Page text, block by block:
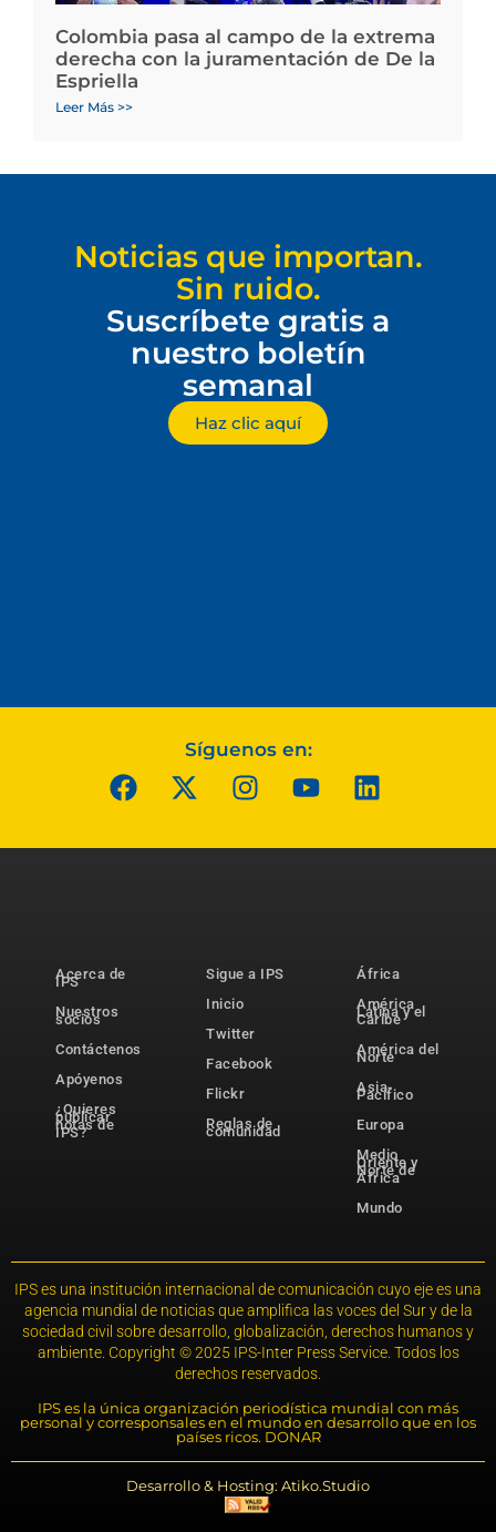
Colombia pasa al campo de la extrema
derecha con la juramentación de De la
Espriella
Leer Más >>
Noticias que importan.
Sin ruido.
Suscríbete gratis a
nuestro boletín
semanal
Haz clic aquí
Síguenos en:
Acerca de
IPS
Nuestros
socios
Contáctenos
Apóyenos
¿Quieres
publicar
notas de
IPS?
Sigue a IPS
Inicio
Twitter
Facebook
Flickr
Reglas de
comunidad
África
América
Latina y el
Caribe
América del
Norte
Asia-
Pacífico
Europa
Medio
Oriente y
Norte de
África
Mundo
IPS es una institución internacional de comunicación cuyo eje es una
agencia mundial de noticias que amplifica las voces del Sur y de la
sociedad civil sobre desarrollo, globalización, derechos humanos y
ambiente. Copyright © 2025 IPS-Inter Press Service. Todos los
derechos reservados.
IPS es la única organización periodística mundial con más
personal y corresponsales en el mundo en desarrollo que en los
países ricos. DONAR
Desarrollo & Hosting: Atiko.Studio